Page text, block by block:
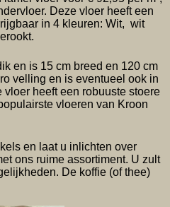
Deze vloer heeft een
in 4 kleuren: Wit, wit
en is 15 cm breed en 120 cm
velling en is eventueel ook in
vloer heeft een robuuste stoere
vloeren van Kroon
en laat u inlichten over
ons ruime assortiment. U zult
De koffie (of thee)